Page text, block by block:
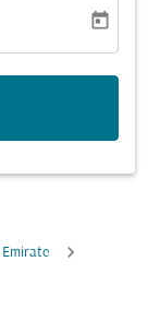
today
Emirate